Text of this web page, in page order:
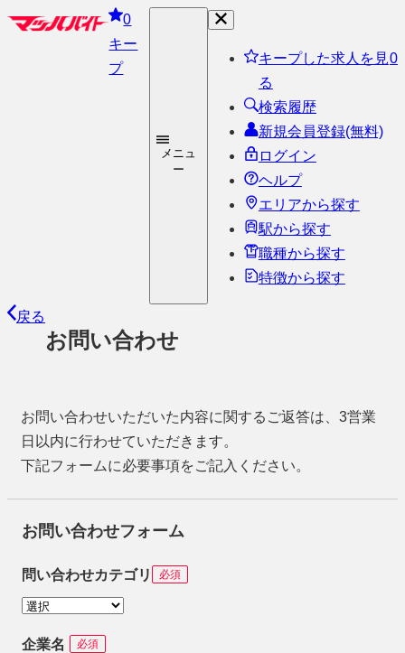
0
キー
プ
メニュ
ー
キープした求人を見
る
0
検索履歴
新規会員登録(無料)
ログイン
ヘルプ
エリアから探す
駅から探す
職種から探す
特徴から探す
戻る
お問い合わせ
お問い合わせいただいた内容に関するご返答は、3営業
日以内に行わせていただきます。
下記フォームに必要事項をご記入ください。
お問い合わせフォーム
問い合わせカテゴリ 必須
企業名 必須